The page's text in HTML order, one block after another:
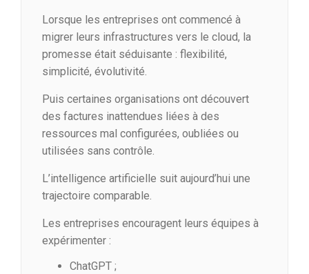
Lorsque les entreprises ont commencé à
migrer leurs infrastructures vers le cloud, la
promesse était séduisante : flexibilité,
simplicité, évolutivité.
Puis certaines organisations ont découvert
des factures inattendues liées à des
ressources mal configurées, oubliées ou
utilisées sans contrôle.
L’intelligence artificielle suit aujourd’hui une
trajectoire comparable.
Les entreprises encouragent leurs équipes à
expérimenter :
ChatGPT ;